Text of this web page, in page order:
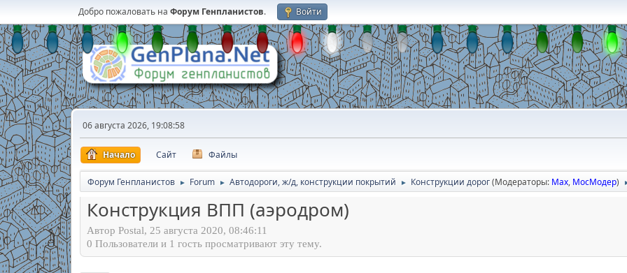
Добро пожаловать на Форум Генпланистов. Войти
06 августа 2026, 19:08:58
Начало Сайт Файлы
Форум Генпланистов ► Forum ► Автодороги, ж/д, конструкции покрытий ► Конструкции дорог(Модераторы: Max, МосМодер)
Конструкция ВПП (аэродром)
Автор Postal, 25 августа 2020, 08:46:11
0 Пользователи и 1 гость просматривают эту тему.